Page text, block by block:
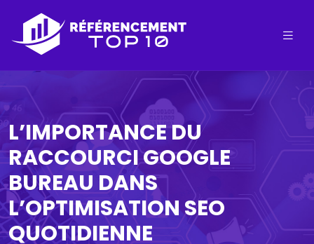
L’IMPORTANCE DU
RACCOURCI GOOGLE
BUREAU DANS
L’OPTIMISATION SEO
QUOTIDIENNE